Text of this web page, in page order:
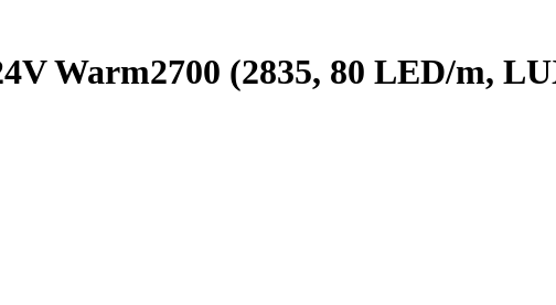
Warm2700 (2835, 80 LED/m,